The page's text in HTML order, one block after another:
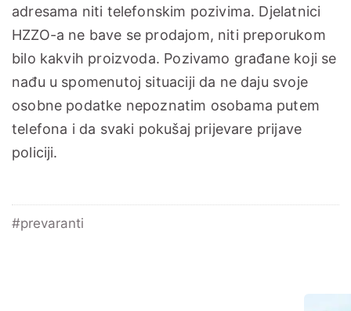
adresama niti telefonskim pozivima. Djelatnici
HZZO-a ne bave se prodajom, niti preporukom
bilo kakvih proizvoda. Pozivamo građane koji se
nađu u spomenutoj situaciji da ne daju svoje
osobne podatke nepoznatim osobama putem
telefona i da svaki pokušaj prijevare prijave
policiji.
Tagovi
#prevaranti